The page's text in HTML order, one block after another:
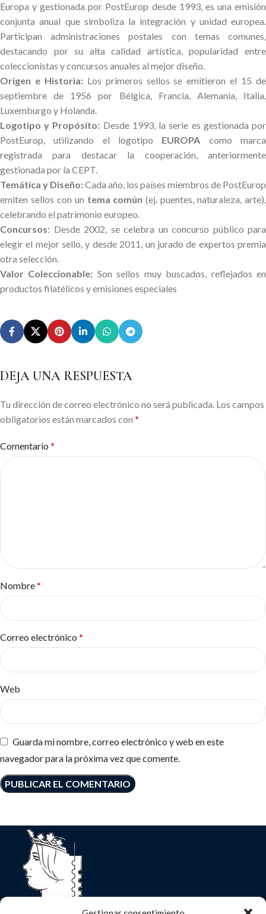
Europa y gestionada por PostEurop desde 1993, es una emisión
conjunta anual que simboliza la integración y unidad europea.
Participan administraciones postales con temas comunes,
destacando por su alta calidad artística, popularidad entre
coleccionistas y concursos anuales al mejor diseño.
Origen e Historia:Los primeros sellos se emitieron el 15 de
septiembre de 1956 por Bélgica, Francia, Alemania, Italia,
Luxemburgo y Holanda.
Logotipo y Propósito: Desde 1993, la serie es gestionada por
PostEurop, utilizando el logotipo EUROPA como marca
registrada para destacar la cooperación, anteriormente
gestionada por la CEPT.
Temática y Diseño:Cada año, los países miembros de PostEurop
emiten sellos con un tema común (ej. puentes, naturaleza, arte),
celebrando el patrimonio europeo.
Concursos: Desde 2002, se celebra un concurso público para
elegir el mejor sello, y desde 2011, un jurado de expertos premia
otra selección.
Valor Coleccionable: Son sellos muy buscados, reflejados en
productos filatélicos y emisiones especiales
DEJA UNA RESPUESTA
Tu dirección de correo electrónico no será publicada. Los campos
obligatorios están marcados con *
Comentario *
Nombre*
Correo electrónico *
Web
Guarda mi nombre, correo electrónico y web en este
navegador para la próxima vez que comente.
Alternative: